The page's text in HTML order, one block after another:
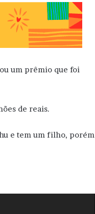
um prêmio que foi
de reais.
e tem um filho, porém